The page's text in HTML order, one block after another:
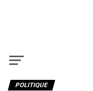
POLITIQUE